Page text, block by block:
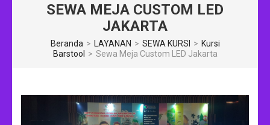
SEWA MEJA CUSTOM LED
JAKARTA
Beranda > LAYANAN > SEWA KURSI > Kursi
Barstool > Sewa Meja Custom LED Jakarta